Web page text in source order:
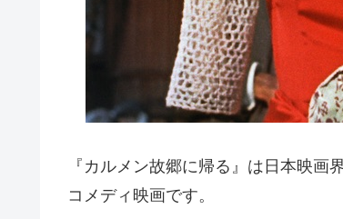
『カルメン故郷に帰る』は日本映画
コメディ映画です。